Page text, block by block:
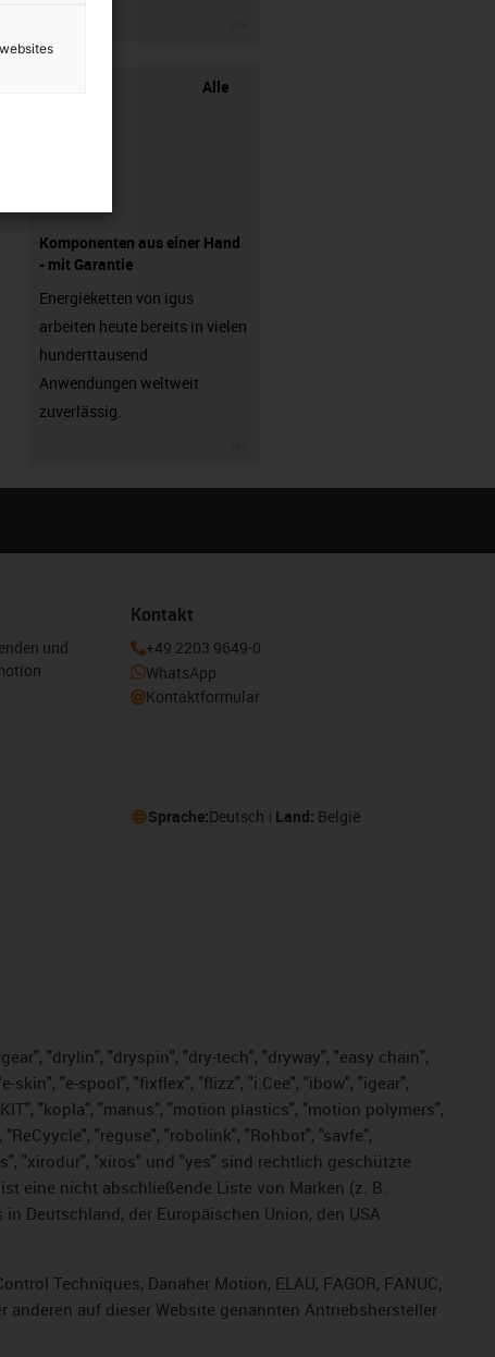
Alle
Komponenten aus einer Hand
- mit Garantie
Energieketten von igus
arbeiten heute bereits in vielen
hunderttausend
Anwendungen weltweit
zuverlässig.
und
Kontakt
+49 2203 9649-0
WhatsApp
Kontaktformular
Sprache:Deutsch Land: België
"drylin", "dryspin", "dry-tech", "dryway", "easy chain",
"e-spool", "fixflex", "flizz", "i.Cee", "ibow", "igear",
"kopla", "manus", "motion plastics", "motion polymers",
"reguse", "robolink", "Rohbot", "savfe",
"xirodur", "xiros" und "yes" sind rechtlich geschützte
eine nicht abschließende Liste von Marken (z. B.
Deutschland, der Europäischen Union, den USA
Techniques, Danaher Motion, ELAU, FAGOR, FANUC,
anderen auf dieser Website genannten Antriebshersteller